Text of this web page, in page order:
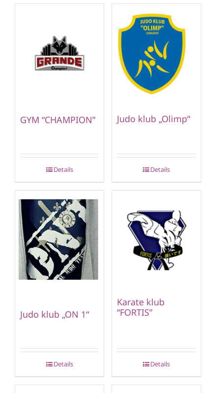
GYM “CHAMPION”
Details
Judo klub „Olimp“
Details
Judo klub „ON 1“
Details
Karate klub
“FORTIS”
Details